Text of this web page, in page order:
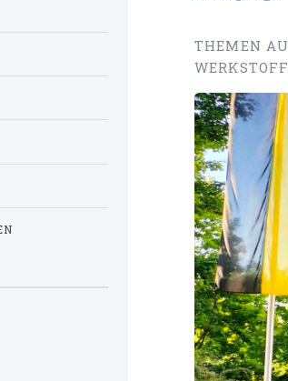
THEMEN